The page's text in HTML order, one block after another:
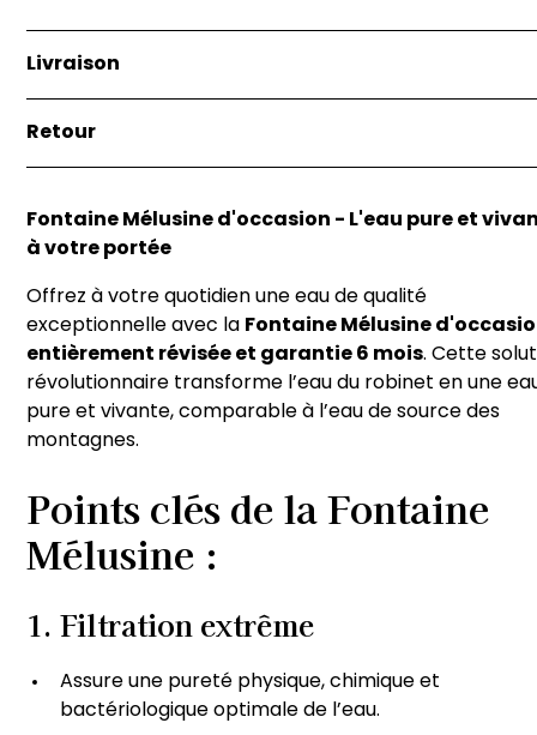
Livraison
marchandise à l’acheteur, soit au lieu indiqué par
l’acheteur sur le bon de commande.
Retour
jours pour le retourner dans son état d'origine. Les
de retour sont à votre charge, sauf si le produit est
client.
Fontaine Mélusine d'occasion - L'eau pure et
à votre portée
Offrez à votre quotidien une eau de qualité
exceptionnelle avec la Fontaine Mélusine
entièrement révisée et garantie 6 mois. Cette
révolutionnaire transforme l’eau du robinet en une
pure et vivante, comparable à l’eau de source des
montagnes.
Points clés de la Fontaine
Mélusine :
1.Filtration extrême
Assure une pureté physique, chimique et
bactériologique optimale de l’eau.